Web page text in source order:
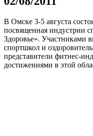
В Омске 3-5 августа
посвященная индустрии
Здоровье». Участниками
спортшкол и
представители фитнес-
достижениями в этой